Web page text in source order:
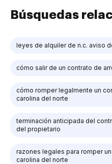
Búsquedas
leyes de alquiler de n.c. aviso
cómo salir de un contrato de
cómo romper legalmente un
carolina del norte
terminación anticipada del
del propietario
razones legales para romper
carolina del norte